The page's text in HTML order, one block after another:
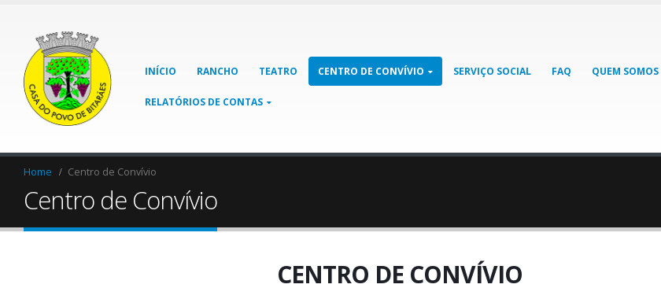
INÍCIO RANCHO TEATRO CENTRO DE CONVÍVIO SERVIÇO SOCIAL FAQ QUEM SOMOS
RELATÓRIOS DE CONTAS
Home Centro de Convívio
Centro de Convívio
CENTRO DE CONVÍVIO